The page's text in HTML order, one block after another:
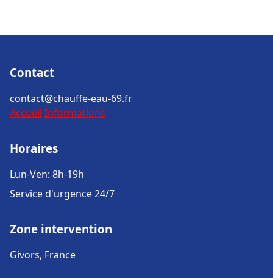
Contact
contact@chauffe-eau-69.fr
Accueil Informations
Horaires
Lun-Ven: 8h-19h
Service d'urgence 24/7
Zone intervention
Givors, France